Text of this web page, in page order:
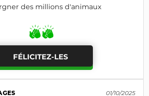
des millions d'animaux
FÉLICITEZ-LES
01/10/2025